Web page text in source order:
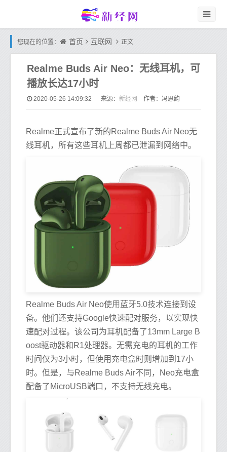
您现在的位置： 首页 互联网 正文
Realme Buds Air Neo：无线耳机，可
播放长达17小时
2020-05-26 14:09:32 来源： 新经网 作者：冯思韵
Realme正式宣布了新的Realme Buds Air Neo无
线耳机，所有这些耳机上周都已泄漏到网络中。
Realme Buds Air Neo使用蓝牙5.0技术连接到设
备。他们还支持Google快速配对服务，以实现快
速配对过程。该公司为耳机配备了13mm Large B
oost驱动器和R1处理器。无需充电的耳机的工作
时间仅为3小时，但使用充电盒时则增加到17小
时。但是，与Realme Buds Air不同，Neo充电盒
配备了MicroUSB端口，不支持无线充电。